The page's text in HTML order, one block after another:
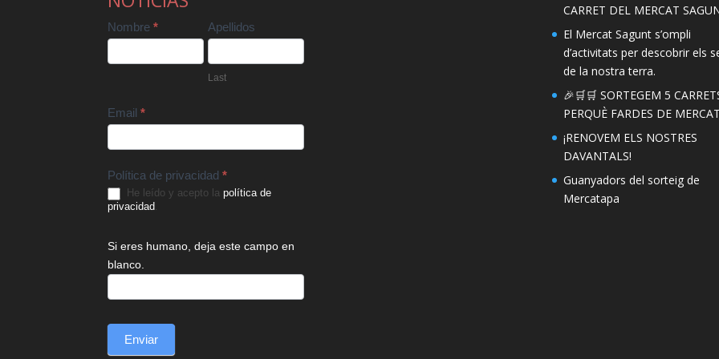
Contact
Us
Nombre* Apellidos
Last
Email*
Política de privacidad*
He leído y acepto lapolítica de
privacidad
Si eres humano, deja este campo en
blanco.
Enviar
CARRET DEL MERCAT
El Mercat Sagunt s’ompli
d’activitats per descobrir els
de la nostra terra.
🎉🛒🛒 SORTEGEM 5
PERQUÈ FARDES DE
¡RENOVEM ELS NOSTRES
DAVANTALS!
Guanyadors del sorteig de
Mercatapa